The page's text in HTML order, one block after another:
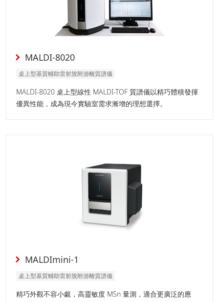
MALDI-8020
桌上型基質輔助雷射脫附游離質譜儀
MALDI-8020 桌上型線性 MALDI-TOF 質譜儀以精巧體積發揮
優異性能，成為現今實驗室需求漸增的理想選擇。
MALDImini-1
桌上型基質輔助雷射脫附游離質譜儀
精巧外觀不容小覷，高靈敏度 MSn 量測，適合更廣泛的應